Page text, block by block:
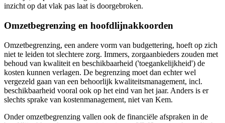
inzicht op dat vlak pas laat is doorgebroken.
Omzetbegrenzing en hoofdlijnakkoorden
Omzetbegrenzing, een andere vorm van budgettering, hoeft op zich
niet te leiden tot slechtere zorg. Immers, zorgaanbieders zouden met
behoud van kwaliteit en beschikbaarheid ('toegankelijkheid') de
kosten kunnen verlagen. De begrenzing moet dan echter wel
vergezeld gaan van een behoorlijk kwaliteitsmanagement, incl.
beschikbaarheid vooral ook op het eind van het jaar. Anders is er
slechts sprake van kostenmanagement, niet van Kem.
Onder omzetbegrenzing vallen ook de financiële afspraken in de